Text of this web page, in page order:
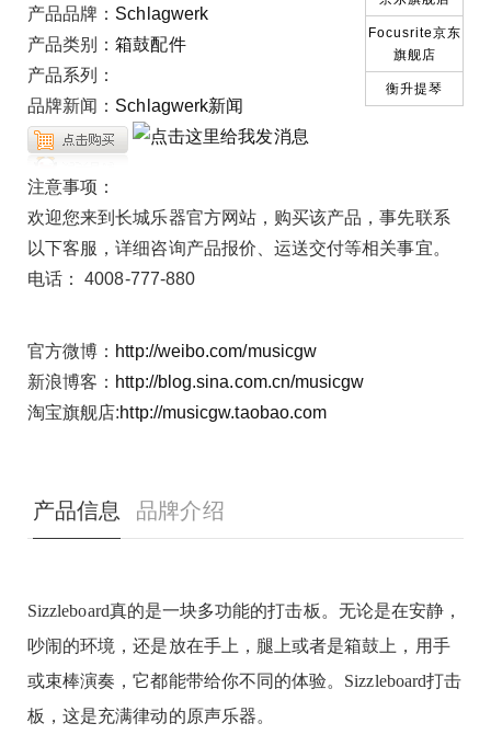
产品品牌： Schlagwerk
产品类别：箱鼓配件
产品系列：
品牌新闻： Schlagwerk新闻
注意事项：
欢迎您来到长城乐器官方网站，购买该产品，事先联系
以下客服，详细咨询产品报价、运送交付等相关事宜。
电话： 4008-777-880
官方微博： http://weibo.com/musicgw
新浪博客： http://blog.sina.com.cn/musicgw
淘宝旗舰店:http://musicgw.taobao.com
产品信息 品牌介绍
Sizzleboard真的是一块多功能的打击板。无论是在安静，
吵闹的环境，还是放在手上，腿上或者是箱鼓上，用手
或束棒演奏，它都能带给你不同的体验。Sizzleboard打击
板，这是充满律动的原声乐器。
Focusrite京东
旗舰店
衡升提琴